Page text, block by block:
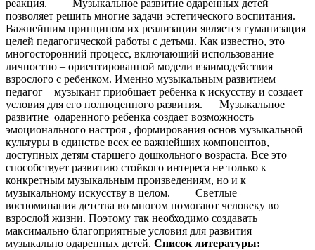
реакция.
Музыкальное развитие одаренных детей
позволяет решить многие задачи эстетического воспитания.
Важнейшим принципом их реализации является гуманизация
целей педагогической работы с детьми. Как известно, это
многосторонний процесс, включающий использование
личностно – ориентированной модели взаимодействия
взрослого с ребенком. Именно музыкальным развитием
педагог – музыкант приобщает ребенка к искусству и создает
условия для его полноценного развития. Музыкальное
развитие одаренного ребенка создает возможность
эмоционального настроя , формирования основ музыкальной
культуры в единстве всех ее важнейших компонентов,
доступных детям старшего дошкольного возраста. Все это
способствует развитию стойкого интереса не только к
конкретным музыкальным произведениям, но и к
музыкальному искусству в целом.
Светлые
воспоминания детства во многом помогают человеку во
взрослой жизни. Поэтому так необходимо создавать
максимально благоприятные условия для развития
музыкально одаренных детей. Список литературы: